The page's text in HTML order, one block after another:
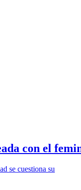
con el
se cuestiona su